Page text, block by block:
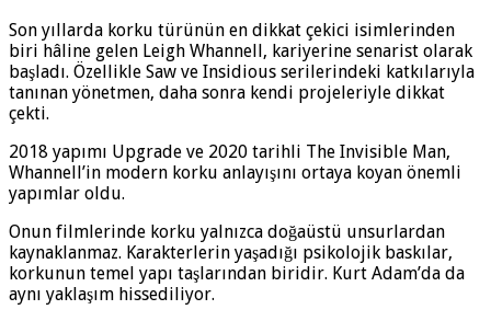
Son yıllarda korku türünün en dikkat çekici isimlerinden
biri hâline gelen Leigh Whannell, kariyerine senarist olarak
başladı. Özellikle Saw ve Insidious serilerindeki katkılarıyla
tanınan yönetmen, daha sonra kendi projeleriyle dikkat
çekti.
2018 yapımı Upgrade ve 2020 tarihli The Invisible Man,
Whannell’in modern korku anlayışını ortaya koyan önemli
yapımlar oldu.
Onun filmlerinde korku yalnızca doğaüstü unsurlardan
kaynaklanmaz. Karakterlerin yaşadığı psikolojik baskılar,
korkunun temel yapı taşlarından biridir. Kurt Adam’da da
aynı yaklaşım hissediliyor.